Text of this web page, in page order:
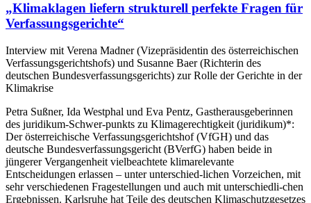
„Klimaklagen liefern strukturell perfekte Fragen für
Verfassungsgerichte“
Interview mit Verena Madner (Vizepräsidentin des österreichischen
Verfassungsgerichtshofs) und Susanne Baer (Richterin des
deutschen Bundesverfassungsgerichts) zur Rolle der Gerichte in der
Klimakrise
Petra Sußner, Ida Westphal und Eva Pentz, Gastherausgeberinnen
des juridikum-Schwer-punkts zu Klimagerechtigkeit (juridikum)*:
Der österreichische Verfassungsgerichtshof (VfGH) und das
deutsche Bundesverfassungsgericht (BVerfG) haben beide in
jüngerer Vergangenheit vielbeachtete klimarelevante
Entscheidungen erlassen – unter unterschied-lichen Vorzeichen, mit
sehr verschiedenen Fragestellungen und auch mit unterschiedli-chen
Ergebnissen. Karlsruhe hat Teile des deutschen Klimaschutzgesetzes